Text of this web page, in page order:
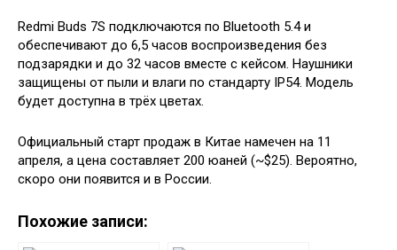
Redmi Buds 7S подключаются по Bluetooth 5.4 и
обеспечивают до 6,5 часов воспроизведения без
подзарядки и до 32 часов вместе с кейсом. Наушники
защищены от пыли и влаги по стандарту IP54. Модель
будет доступна в трёх цветах.
Официальный старт продаж в Китае намечен на 11
апреля, а цена составляет 200 юаней (~$25). Вероятно,
скоро они появится и в России.
Похожие записи: